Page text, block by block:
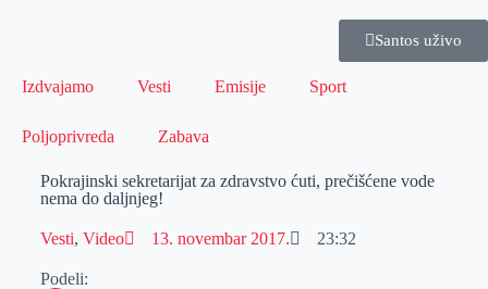
Santos uživo
Izdvajamo Vesti Emisije Sport
Poljoprivreda Zabava
Pokrajinski sekretarijat za zdravstvo ćuti, prečišćene vode
nema do daljnjeg!
Vesti, Video 13. novembar 2017. 23:32
Podeli: